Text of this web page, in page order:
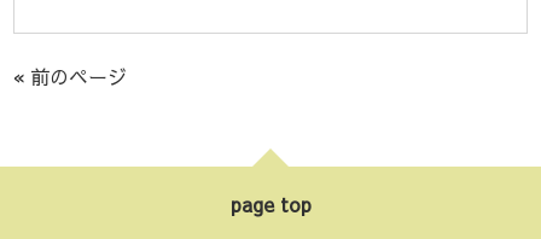
« 前のページ
page top